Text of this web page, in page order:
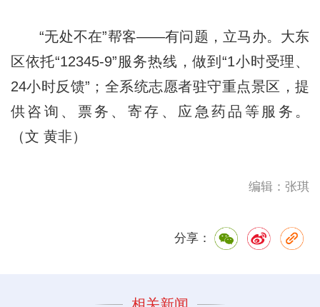
“无处不在”帮客——有问题，立马办。大东
区依托“12345-9”服务热线，做到“1小时受理、
24小时反馈”；全系统志愿者驻守重点景区，提
供咨询、票务、寄存、应急药品等服务。
（文 黄非）
编辑：张琪
分享：